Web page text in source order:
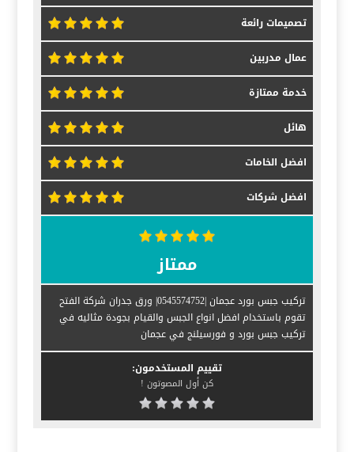
تصميمات رائعة
عمال مدربين
خدمة ممتازة
هائل
افضل الخامات
افضل شركات
ممتاز
تركيب جبس بورد عجمان |0545574752| ورق جدران شركة الفتح
تقوم باستخدام افضل انواع الجبس والقيام بجودة مثاليه في
تركيب جبس بورد و فورسيلنج في عجمان
تقييم المستخدمون:
كن أول المصوتون !